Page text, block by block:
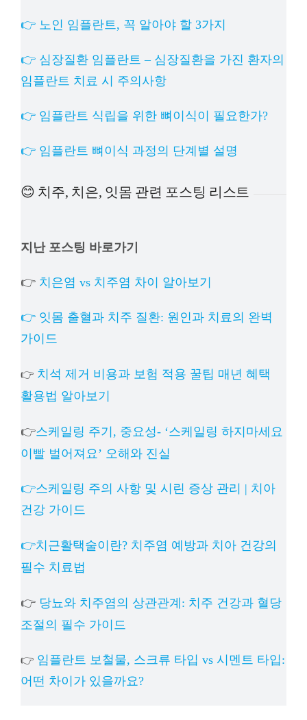
👉 노인 임플란트, 꼭 알아야 할 3가지
👉 심장질환 임플란트 – 심장질환을 가진 환자의
임플란트 치료 시 주의사항
👉 임플란트 식립을 위한 뼈이식이 필요한가?
👉 임플란트 뼈이식 과정의 단계별 설명
😊 치주, 치은, 잇몸 관련 포스팅 리스트
지난 포스팅 바로가기
👉 치은염 vs 치주염 차이 알아보기
👉 잇몸 출혈과 치주 질환: 원인과 치료의 완벽
가이드
👉 치석 제거 비용과 보험 적용 꿀팁 매년 혜택
활용법 알아보기
👉스케일링 주기, 중요성- ‘스케일링 하지마세요
이빨 벌어져요’ 오해와 진실
👉스케일링 주의 사항 및 시린 증상 관리 | 치아
건강 가이드
👉치근활택술이란? 치주염 예방과 치아 건강의
필수 치료법
👉 당뇨와 치주염의 상관관계: 치주 건강과 혈당
조절의 필수 가이드
👉 임플란트 보철물, 스크류 타입 vs 시멘트 타입:
어떤 차이가 있을까요?